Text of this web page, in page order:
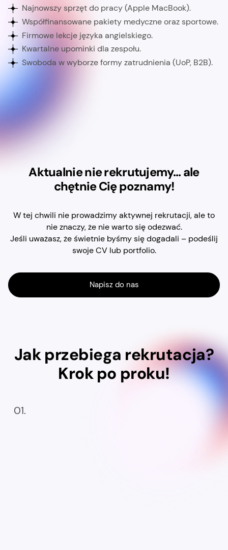
Najnowszy sprzęt do pracy (Apple MacBook).
Współfinansowane pakiety medyczne oraz sportowe.
Firmowe lekcje języka angielskiego.
Kwartalne upominki dla zespołu.
Swoboda w wyborze formy zatrudnienia (UoP, B2B).
Aktualnie nie rekrutujemy... ale
chętnie Cię poznamy!
W tej chwili nie prowadzimy aktywnej rekrutacji, ale to
nie znaczy, że nie warto się odezwać.
Jeśli uważasz, że świetnie byśmy się dogadali – podeślij
swoje CV lub portfolio.
Napisz do nas
Jak przebiega rekrutacja?
Krok po proku!
01.